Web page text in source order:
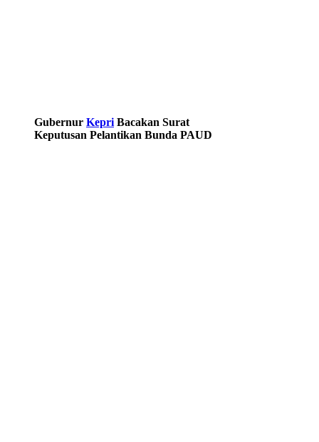
Gubernur Kepri Bacakan Surat
Keputusan Pelantikan Bunda PAUD